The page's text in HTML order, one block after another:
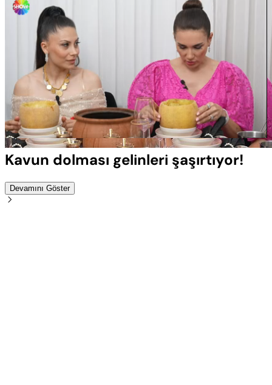
Sesi
Aç
Yüklendi:
100.00%
Oynatma
Hızı
Kavun dolması gelinleri şaşırtıyor!
Devamını Göster